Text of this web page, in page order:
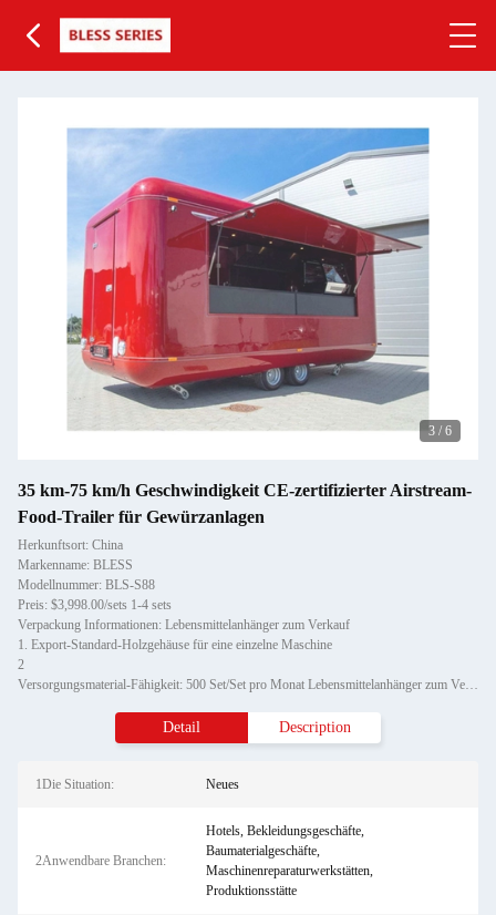
3 / 6
35 km-75 km/h Geschwindigkeit CE-zertifizierter Airstream-
Food-Trailer für Gewürzanlagen
Herkunftsort: China
Markenname: BLESS
Modellnummer: BLS-S88
Preis: $3,998.00/sets 1-4 sets
Verpackung Informationen: Lebensmittelanhänger zum Verkauf
1. Export-Standard-Holzgehäuse für eine einzelne Maschine
2
Versorgungsmaterial-Fähigkeit: 500 Set/Set pro Monat Lebensmittelanhänger zum Verkauf
Detail Description
1Die Situation: Neues
2Anwendbare Branchen:
Hotels, Bekleidungsgeschäfte,
Baumaterialgeschäfte,
Maschinenreparaturwerkstätten,
Produktionsstätte